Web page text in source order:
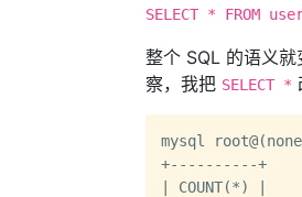
SELECT * FROM
整个 SQL 的语义
察，我把 SELECT *
mysql
+----------+
| COUNT(*) |